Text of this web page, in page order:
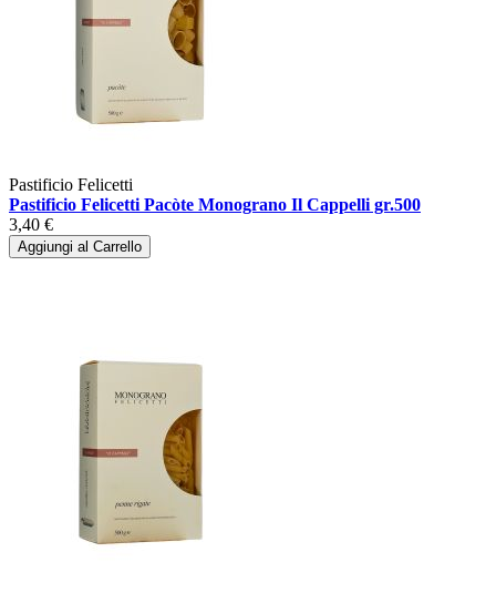
Pastificio Felicetti
Pastificio Felicetti Pacòte Monograno Il Cappelli gr.500
3,40 €
Aggiungi al Carrello